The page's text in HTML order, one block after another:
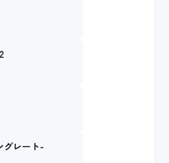
グレート-